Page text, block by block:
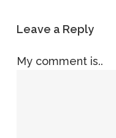
Leave a Reply
My comment is..